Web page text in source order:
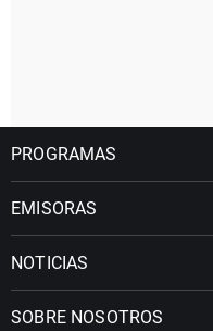
PROGRAMAS
EMISORAS
NOTICIAS
SOBRE NOSOTROS